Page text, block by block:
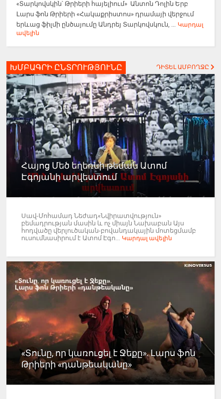
«Տարկովսկին՝ Թրիերի հայելիում» Անտոն Դոլին Երբ
Լարս ֆոն Թրիերի «Հակաքրիստոս» դրամայի վերջում
երևաց ֆիլմի ընծայումը Անդրեյ Տարկովսկուն, ... Կարդալ
ավելին
ԽՄԲԱԳՐԻ ԸՆՏՐՈՒԹՅՈՒՆԸ ԴԻՏԵԼ ԱՄԲՈՂՋԸ
Հայոց Մեծ եղեռնի թեման Ատոմ
Էգոյանի արվեստում
Սավ-Մոհամադ Նեժադ«Նվիրատվություն»
բեմադրության մասին և ոչ միայն Նախաբան Այս
հոդվածը վերլուծական-բովանդակային մոտեցմամբ
ուսումնասիրում է Ատոմ Էգո... Կարդալ ավելին
«Տունը, որ կառուցել է Ջեքը». Լարս ֆոն
Թրիերի «դանթեականը»